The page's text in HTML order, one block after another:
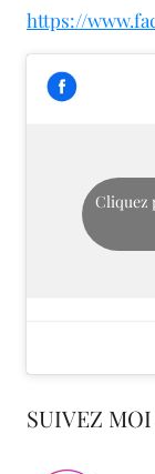
https://
Cliquez
SUIVEZ